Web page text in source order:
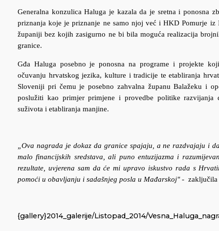
Generalna konzulica Haluga je kazala da je sretna i ponosna
priznanja koje je priznanje ne samo njoj već i HKD Pomurje iz
županiji bez kojih zasigurno ne bi bila moguća realizacija
granice.
Gđa Haluga posebno je ponosna na programe i projekte
očuvanju hrvatskog jezika, kulture i tradicije te etabliranja
Sloveniji pri čemu je posebno zahvalna županu Balažeku i
poslužiti kao primjer primjene i provedbe politike razvijanja
suživota i etabliranja manjine.
„Ova nagrada je dokaz da granice spajaju, a ne razdvajaju i
malo financijskih sredstava, ali puno entuzijazma i
rezultate, uvjerena sam da će mi upravo iskustvo rada s
pomoći u obavljanju i sadašnjeg posla u Mađarskoj" - zaključila
{gallery}2014_galerije/Listopad_2014/